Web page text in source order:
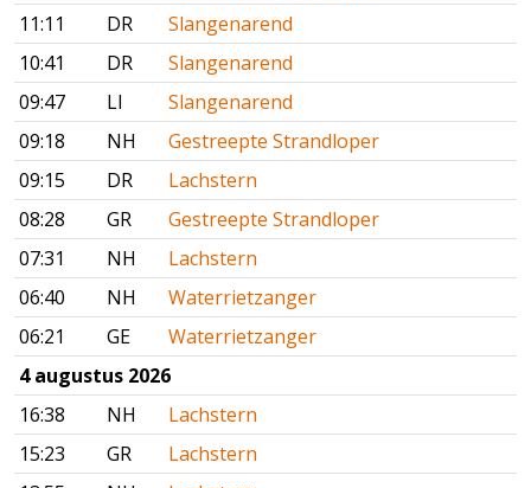
11:11
DR
Slangenarend
10:41
DR
Slangenarend
09:47
LI
Slangenarend
09:18
NH
Gestreepte Strandloper
09:15
DR
Lachstern
08:28
GR
Gestreepte Strandloper
07:31
NH
Lachstern
06:40
NH
Waterrietzanger
06:21
GE
Waterrietzanger
4 augustus 2026
16:38
NH
Lachstern
15:23
GR
Lachstern